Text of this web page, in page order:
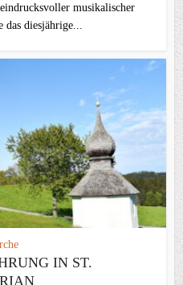
musikalischer
diesjährige...
IN ST.